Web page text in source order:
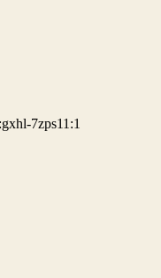
7zps11:1